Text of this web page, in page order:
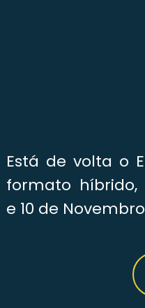
Está de volta o
formato híbrido,
e 10 de